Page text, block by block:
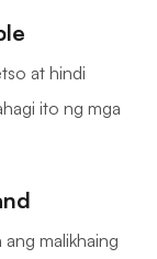
at hindi
ito ng mga
malikhaing